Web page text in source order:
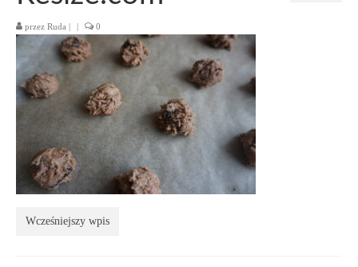
przez Ruda | | 0
Wcześniejszy wpis